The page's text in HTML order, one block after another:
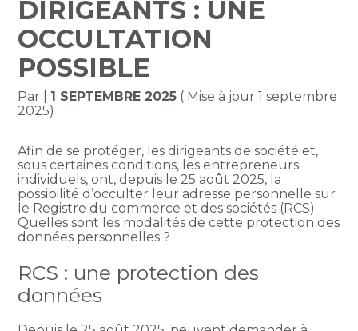
DIRIGEANTS : UNE
OCCULTATION
POSSIBLE
Par 1 SEPTEMBRE 2025 ( Mise à jour 1 septembre
2025)
Afin de se protéger, les dirigeants de société et,
sous certaines conditions, les entrepreneurs
individuels, ont, depuis le 25 août 2025, la
possibilité d’occulter leur adresse personnelle sur
le Registre du commerce et des sociétés (RCS).
Quelles sont les modalités de cette protection des
données personnelles ?
RCS : une protection des
données